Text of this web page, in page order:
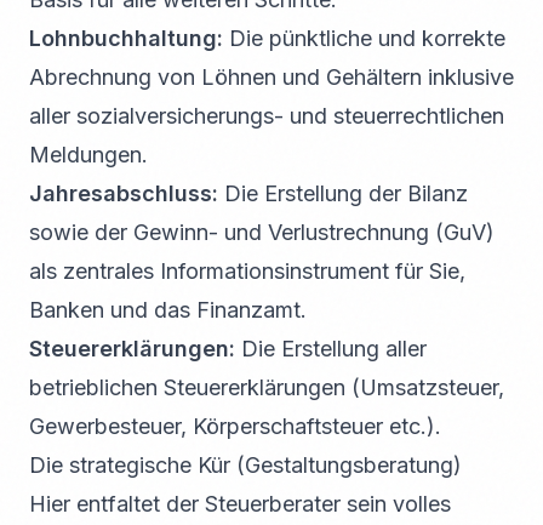
Lohnbuchhaltung: Die pünktliche und korrekte
Abrechnung von Löhnen und Gehältern inklusive
aller sozialversicherungs- und steuerrechtlichen
Meldungen.
Jahresabschluss: Die Erstellung der Bilanz
sowie der Gewinn- und Verlustrechnung (GuV)
als zentrales Informationsinstrument für Sie,
Banken und das Finanzamt.
Steuererklärungen: Die Erstellung aller
betrieblichen Steuererklärungen (Umsatzsteuer,
Gewerbesteuer, Körperschaftsteuer etc.).
Die strategische Kür (Gestaltungsberatung)
Hier entfaltet der Steuerberater sein volles